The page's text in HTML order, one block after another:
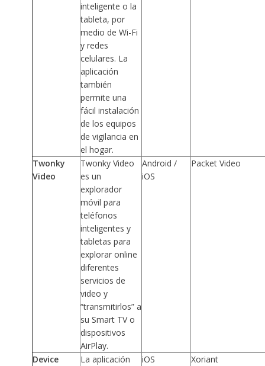
inteligente o la
tableta, por
medio de Wi-Fi
y redes
celulares. La
aplicación
también
permite una
fácil instalación
de los equipos
de vigilancia en
el hogar.
Twonky
Video
Twonky Video
es un
explorador
móvil para
teléfonos
inteligentes y
tabletas para
explorar online
diferentes
servicios de
video y
“transmitirlos” a
su Smart TV o
dispositivos
AirPlay.
Android /
iOS
Packet Video
Device
La aplicación
iOS Xoriant